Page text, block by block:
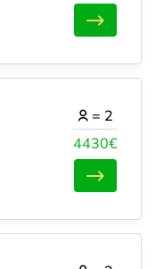
4430€
= 2